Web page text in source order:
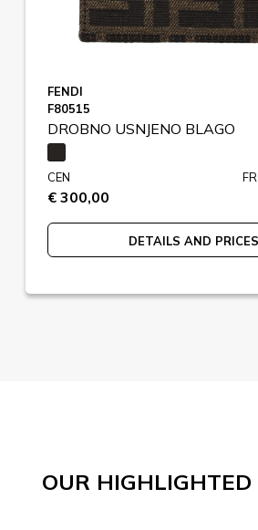
FENDI
F80515
DROBNO USNJENO BLAGO
CEN
€ 300,00
DETAILS AND PRICES
OUR HIGHLIGHTED